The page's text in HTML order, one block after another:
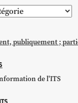
publiquement ;
de l'ITS